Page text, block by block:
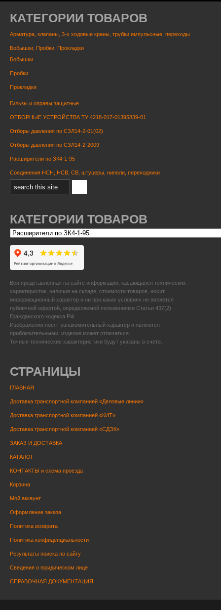
КАТЕГОРИИ ТОВАРОВ
Арматура, клапаны, 3-х ходовые краны, трубки импульсные, переходы
Бобышки, Пробки, Прокладки
Бобышки
Пробки
Прокладки
Гильзы и оправы защитные
ОТБОРНЫЕ УСТРОЙСТВА ТУ 4218-017-01395839-01
Отборы давления по СЗЛ14-2-01(02)
Отборы давления по СЗЛ14-2-2009
Расширители по ЗК4-1-95
Соединения НСН, НСВ, СВ, штуцеры, нипели, переходники
КАТЕГОРИИ ТОВАРОВ
Вся представленная на сайте информация, касающаяся технических
характеристик, наличия на складе, стоимости товаров, носит
информационный характер и ни при каких условиях не является
публичной офертой, определяемой положениями Статьи 437(2)
Гражданского кодекса РФ.
Изображения носят ознакомительный характер и являются
приблизительными, изделие может отличаться.
Точные технические характеристики будут указаны в счете.
СТРАНИЦЫ
ГЛАВНАЯ
Доставка транспортной компанией «Деловые линии»
Доставка транспортной компанией «КИТ»
Доставка транспортной компанией «СДЭК»
ЗАКАЗ И ДОСТАВКА
КАТАЛОГ
КОНТАКТЫ и схема проезда
Корзина
Мой аккаунт
Оформление заказа
Политика возврата
Политика конфиденциальности
Результаты поиска по сайту
Сведения о юридическом лице
СПРАВОЧНАЯ ДОКУМЕНТАЦИЯ